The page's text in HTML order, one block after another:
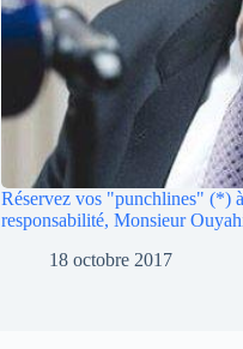
Réservez vos "punchlines" (*)
responsabilité, Monsieur
18 octobre 2017